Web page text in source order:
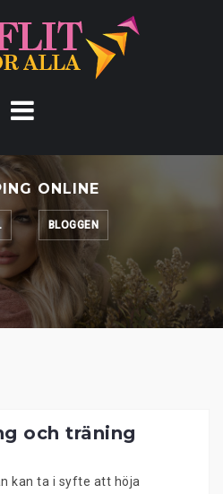
ONLINE
BLOGGEN
och träning
kan ta i syfte att höja